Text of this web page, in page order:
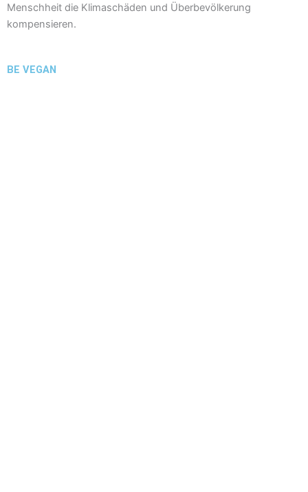
Menschheit die Klimaschäden und Überbevölkerung
kompensieren.
BE VEGAN